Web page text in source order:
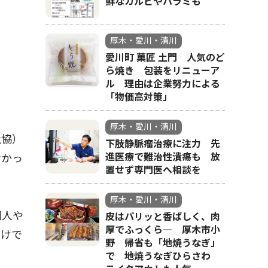
）
っ
や
で
厚木・愛川・清川
愛川町 菓匠 土門 人気のど
ら焼き 包装をリニューア
ル 理由は企業努力による
「物価高対策」
厚木・愛川・清川
下肢静脈瘤治療に注力 先
進医療で難治性潰瘍も 放
置せず専門医へ相談を
厚木・愛川・清川
皮はパリッと香ばしく、肉
厚でふっくら― 厚木市小
野 帰省も「地焼うなぎ」
で 地焼うなぎひらさわ